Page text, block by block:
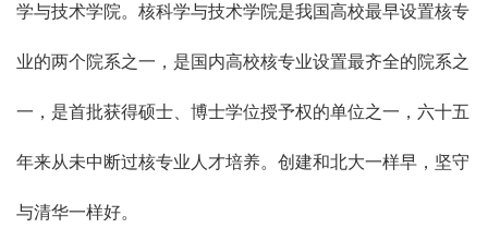
学与技术学院。核科学与技术学院是我国高校最早设置核专
业的两个院系之一，是国内高校核专业设置最齐全的院系之
一，是首批获得硕士、博士学位授予权的单位之一，六十五
年来从未中断过核专业人才培养。创建和北大一样早，坚守
与清华一样好。